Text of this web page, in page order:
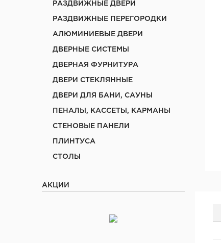
РАЗДВИЖНЫЕ ДВЕРИ
РАЗДВИЖНЫЕ ПЕРЕГОРОДКИ
АЛЮМИНИЕВЫЕ ДВЕРИ
ДВЕРНЫЕ СИСТЕМЫ
ДВЕРНАЯ ФУРНИТУРА
ДВЕРИ СТЕКЛЯННЫЕ
ДВЕРИ ДЛЯ БАНИ, САУНЫ
ПЕНАЛЫ, КАССЕТЫ, КАРМАНЫ
СТЕНОВЫЕ ПАНЕЛИ
ПЛИНТУСА
СТОЛЫ
АКЦИИ